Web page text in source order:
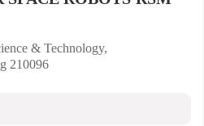
& Technology,
210096